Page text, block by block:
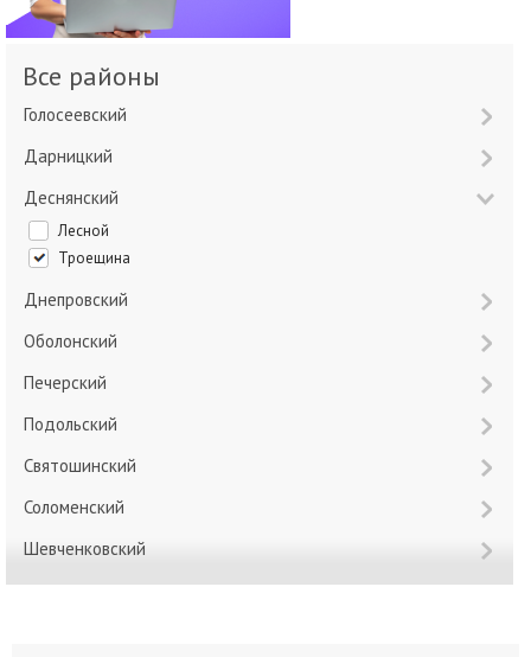
Все районы
Голосеевский
Дарницкий
Деснянский
Лесной
Троещина
Днепровский
Оболонский
Печерский
Подольский
Святошинский
Соломенский
Шевченковский